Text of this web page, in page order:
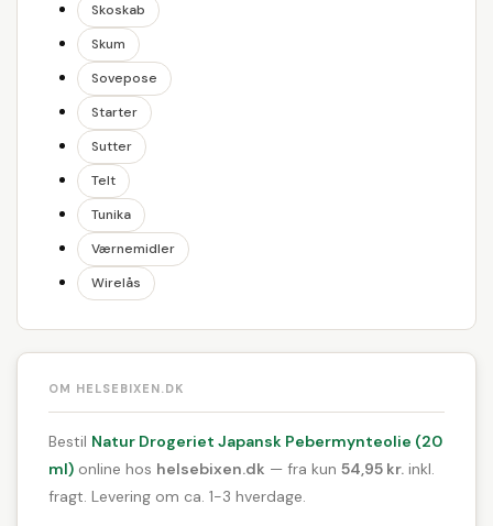
Skoskab
Skum
Sovepose
Starter
Sutter
Telt
Tunika
Værnemidler
Wirelås
OM HELSEBIXEN.DK
Bestil Natur Drogeriet Japansk Pebermynteolie (20
ml) online hos helsebixen.dk — fra kun 54,95 kr. inkl.
fragt. Levering om ca. 1-3 hverdage.